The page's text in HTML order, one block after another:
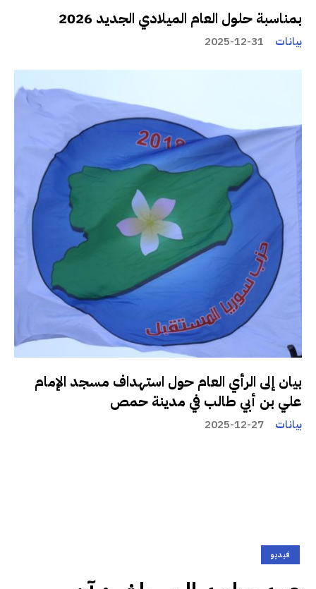
بمناسبة حلول العام الميلادي الجديد 2026
بيانات 2025-12-31
بيان إلى الرأي العام حول استهداف مسجد الإمام
علي بن أبي طالب في مدينة حمص
بيانات 2025-12-27